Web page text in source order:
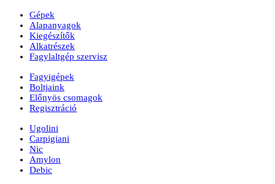
Gépek
Alapanyagok
Kiegészítők
Alkatrészek
Fagylaltgép szervisz
Fagyigépek
Boltjaink
Előnyös csomagok
Regisztráció
Ugolini
Carpigiani
Nic
Amylon
Debic